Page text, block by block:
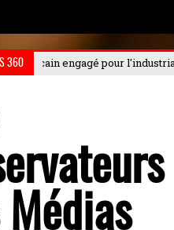
360au Choiseul: Le Choiseul
Médias